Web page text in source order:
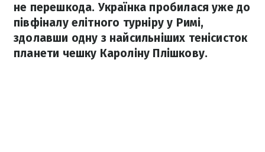
не перешкода. Українка пробилася уже до
півфіналу елітного турніру у Римі,
здолавши одну з найсильніших тенісисток
планети чешку Кароліну Плішкову.